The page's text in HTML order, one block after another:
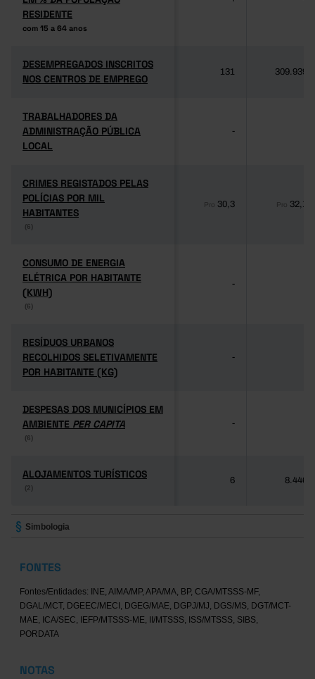
RESIDENTE
com 15 a 64 anos
RESIDENTE
com 15 a 64 anos
DESEMPREGADOS INSCRITOS
NOS CENTROS DE EMPREGO
DESEMPREGADOS INSCRITOS
NOS CENTROS DE EMPREGO
131 309.939
TRABALHADORES DA
ADMINISTRAÇÃO PÚBLICA
LOCAL
TRABALHADORES DA
ADMINISTRAÇÃO PÚBLICA
LOCAL
-
CRIMES REGISTADOS PELAS
POLÍCIAS POR MIL
HABITANTES
(6)
CRIMES REGISTADOS PELAS
POLÍCIAS POR MIL
HABITANTES
(6)
Pro 30,3 Pro 32,1
CONSUMO DE ENERGIA
ELÉTRICA POR HABITANTE
(KWH)
(6)
CONSUMO DE ENERGIA
ELÉTRICA POR HABITANTE
(KWH)
(6)
-
RESÍDUOS URBANOS
RECOLHIDOS SELETIVAMENTE
POR HABITANTE (KG)
RESÍDUOS URBANOS
RECOLHIDOS SELETIVAMENTE
POR HABITANTE (KG)
-
DESPESAS DOS MUNICÍPIOS EM
AMBIENTE PER CAPITA
(6)
DESPESAS DOS MUNICÍPIOS EM
AMBIENTE PER CAPITA
(6)
-
ALOJAMENTOS TURÍSTICOS
(2)
ALOJAMENTOS TURÍSTICOS
(2)
6 8.446
Simbologia
FONTES
Fontes/Entidades: INE, AIMA/MP, APA/MA, BP, CGA/MTSSS-MF,
DGAL/MCT, DGEEC/MECI, DGEG/MAE, DGPJ/MJ, DGS/MS, DGT/MCT-
MAE, ICA/SEC, IEFP/MTSSS-ME, II/MTSSS, ISS/MTSSS, SIBS,
PORDATA
NOTAS